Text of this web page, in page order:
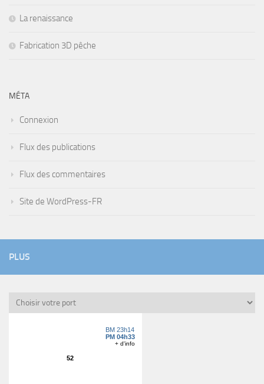
La renaissance
Fabrication 3D pêche
MÉTA
Connexion
Flux des publications
Flux des commentaires
Site de WordPress-FR
PLUS